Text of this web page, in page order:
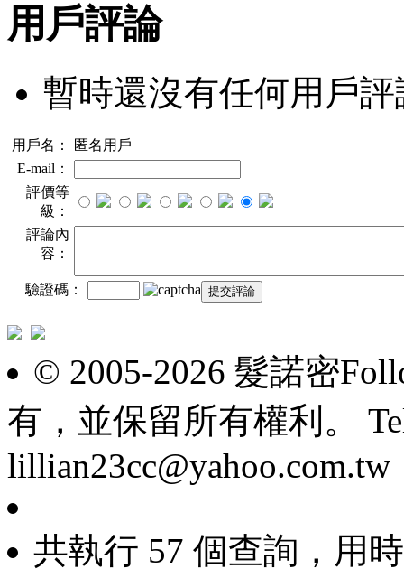
用戶評論
暫時還沒有任何用戶評
用戶名：
匿名用戶
E-mail：
評價等
級：
評論內
容：
驗證碼：
© 2005-2026 髮諾密
有，並保留所有權利。
lillian23cc@yahoo.com.tw
共執行 57 個查詢，用